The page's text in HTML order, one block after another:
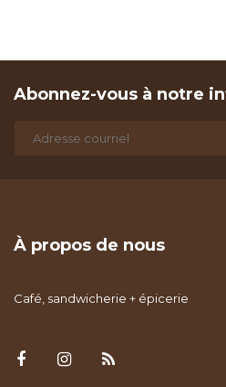
Abonnez-vous à notre
À propos de nous
Café, sandwicherie + épicerie